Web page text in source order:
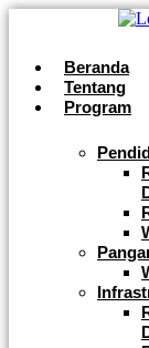
Beranda
Tentang
Program